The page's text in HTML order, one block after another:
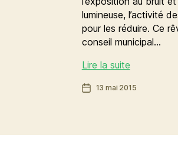
lumineuse, l’activité
pour les réduire. Ce
conseil municipal…
Lire la suiteDes
citoyens
Date13 mai 2015